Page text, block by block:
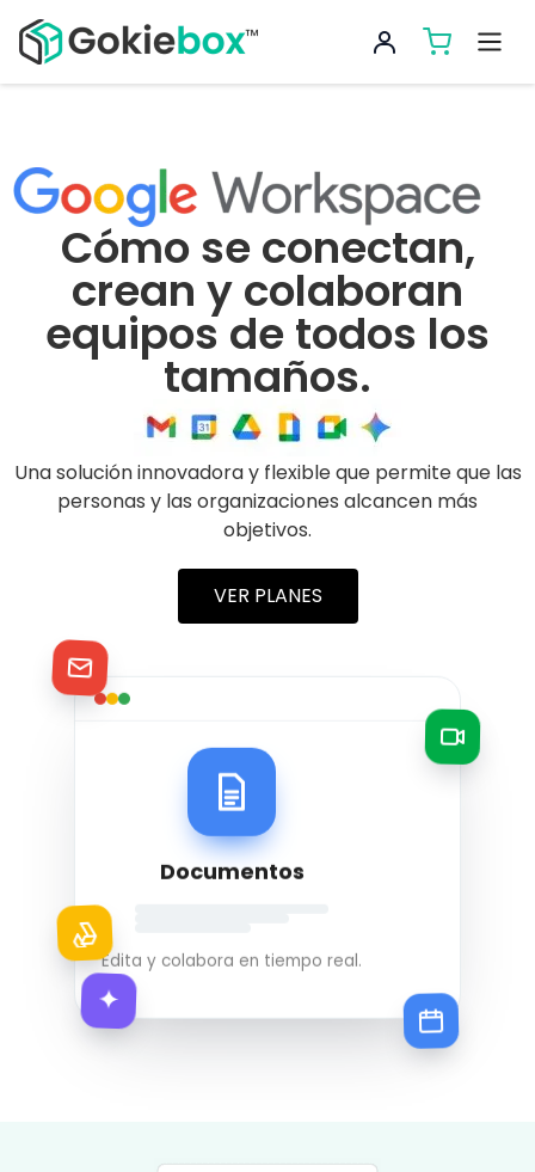
Cómo se conectan,
crean y colaboran
equipos de todos los
tamaños.
Una solución innovadora y flexible que permite que las
personas y las organizaciones alcancen más
objetivos.
VER PLANES
Documentos
Edita y colabora en tiempo real.